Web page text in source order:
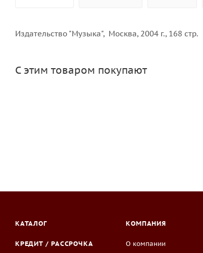
Издательство "Музыка", Москва, 2004 г., 168 стр.
С этим товаром покупают
КАТАЛОГ
КРЕДИТ / РАССРОЧКА
КОМПАНИЯ
О компании